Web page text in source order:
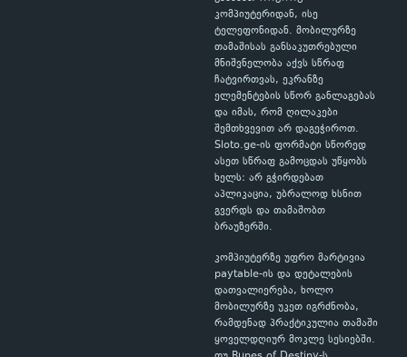
კომპიუტერიდან, ისე
ტელეფონიდან. მობილურზე
თამაშისას განსაკუთრებული
მნიშვნელობა აქვს სწრაფ
ჩატვირთვას, ეკრანზე
ელემენტების სწორ განლაგებას
და იმას, რომ ღილაკები
შემთხვევით არ დაგეჭიროთ.
Sloto.ge-ის ფორმატი სწორედ
ასეთ სწრაფ გამოცდას უწყობს
ხელს: არ გჭირდებათ
აპლიკაცია, უბრალოდ ხსნით
გვერდს და თამაშობთ
ბრაუზერში.
კომპიუტერზე უფრო მარტივია
paytable-ის და დეტალების
დათვალიერება, ხოლო
მობილურზე უკეთ იგრძნობა,
რამდენად პრაქტიკულია თამაში
ყოველდღიურ მოკლე სესიებში.